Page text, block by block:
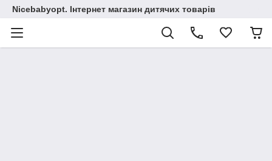
Nicebabyopt. Інтернет магазин дитячих товарів